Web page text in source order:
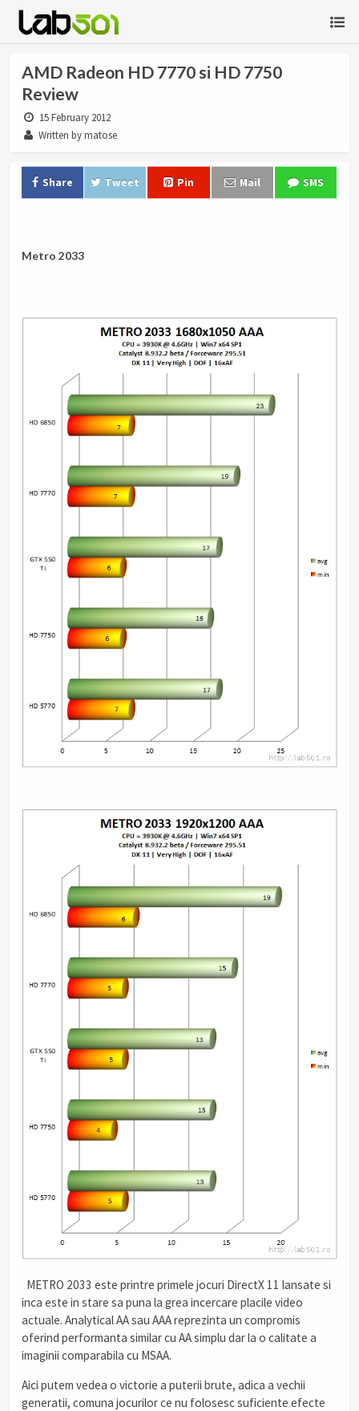
AMD Radeon HD 7770 si HD 7750
Review
15 February 2012
Written by matose
Share Tweet Pin Mail SMS
Metro 2033
METRO 2033 este printre primele jocuri DirectX 11 lansate si
inca este in stare sa puna la grea incercare placile video
actuale. Analytical AA sau AAA reprezinta un compromis
oferind performanta similar cu AA simplu dar la o calitate a
imaginii comparabila cu MSAA.
Aici putem vedea o victorie a puterii brute, adica a vechii
generatii, comuna jocurilor ce nu folosesc suficiente efecte